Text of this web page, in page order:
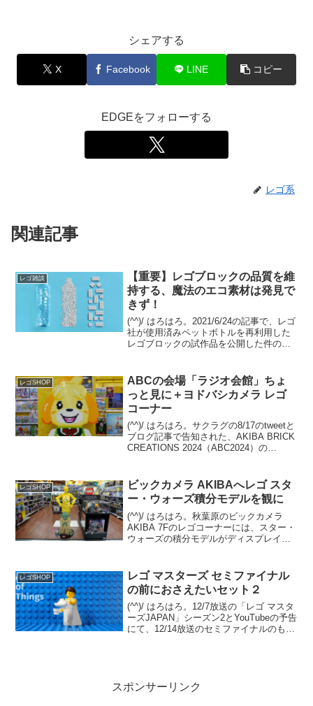
シェアする
X Facebook LINE コピー
EDGEをフォローする
レゴ系
関連記事
レゴ雑談
【重要】レゴブロックの品質を維
持する、魔法のエコ素材は発見で
きず！
(^^)/ はろはろ。2021/6/24の記事で、レゴ
社が使用済みペットボトルを再利用した
レゴブロックの試作品を公開した件の続
先ほどまで記事が見え...
レゴSHOP
ABCの会場「ラジオ会館」ちょ
っと見に＋ヨドバシカメラ レゴ
コーナー
(^^)/ はろはろ。サクラグの8/17のtweetと
ブログ記事で告知された、AKIBA BRICK
CREATIONS 2024（ABC2024）の
す。とゆー...
レゴSHOP
ビックカメラ AKIBAへレゴ スタ
ー・ウォーズ積分モデルを観に
(^^)/ はろはろ。秋葉原のビックカメラ
AKIBA 7Fのレゴコーナーには、スター・
ウォーズの積分モデルがディスプレイさ
リしたアニメ調の積分モデルではなく...
レゴSHOP
レゴ マスターズ セミファイナル
の前におさえたいセット２
(^^)/ はろはろ。12/7放送の「レゴ マスタ
ーズJAPAN」シーズン2とYouTubeの予告
にて、12/14放送のセミファイナルのもう
スポンサーリンク